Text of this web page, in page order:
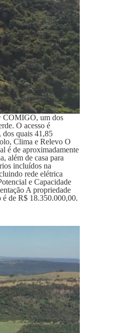
COMIGO, um dos
O acesso é
dos quais 41,85
Clima e Relevo O
é de aproximadamente
além de casa para
incluídos na
rede elétrica
e Capacidade
A propriedade
de R$ 18.350.000,00.